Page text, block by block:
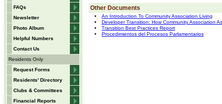
FAQs
Newsletter
Photo Album
Helpful Numbers
Contact Us
Residents Only
Request Forms
Residents' Directory
Clubs & Committees
Financial Reports
Other Documents
An Introduction To Community Association Living
Developer Transition: How Community Association
Transition Best Practices Report
Procedimientos del Procesos Parlamentarios